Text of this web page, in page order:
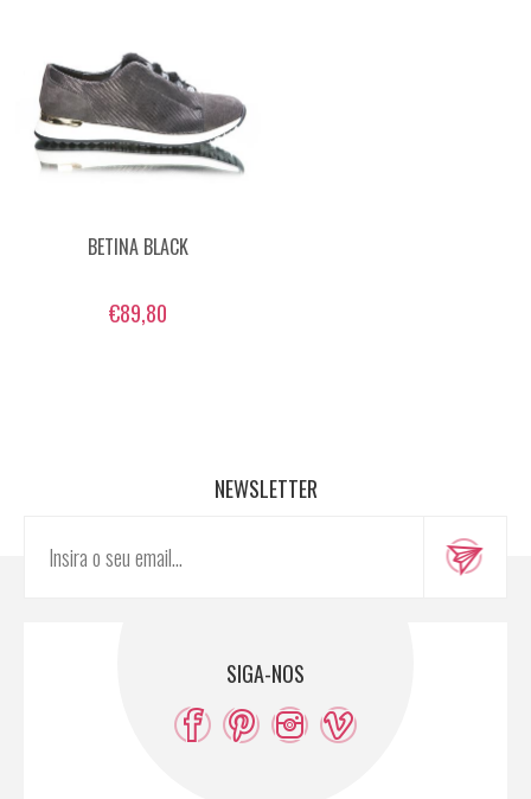
BETINA BLACK
€89,80
NEWSLETTER
SIGA-NOS